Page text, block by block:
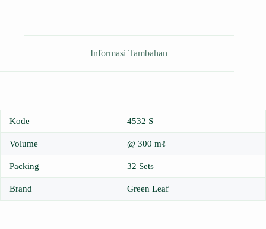
Informasi Tambahan
Kode 4532 S
Volume @ 300 mℓ
Packing 32 Sets
Brand Green Leaf